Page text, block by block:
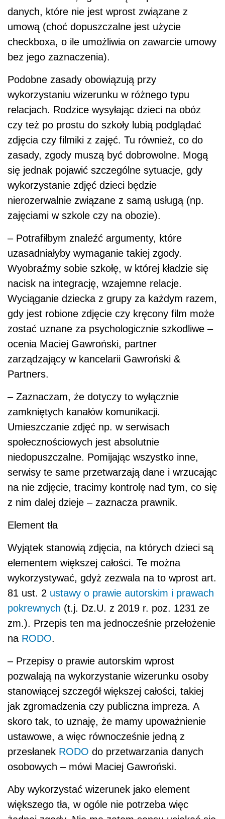
danych, które nie jest wprost związane z
umową (choć dopuszczalne jest użycie
checkboxa, o ile umożliwia on zawarcie umowy
bez jego zaznaczenia).
Podobne zasady obowiązują przy
wykorzystaniu wizerunku w różnego typu
relacjach. Rodzice wysyłając dzieci na obóz
czy też po prostu do szkoły lubią podglądać
zdjęcia czy filmiki z zajęć. Tu również, co do
zasady, zgody muszą być dobrowolne. Mogą
się jednak pojawić szczególne sytuacje, gdy
wykorzystanie zdjęć dzieci będzie
nierozerwalnie związane z samą usługą (np.
zajęciami w szkole czy na obozie).
– Potrafiłbym znaleźć argumenty, które
uzasadniałyby wymaganie takiej zgody.
Wyobraźmy sobie szkołę, w której kładzie się
nacisk na integrację, wzajemne relacje.
Wyciąganie dziecka z grupy za każdym razem,
gdy jest robione zdjęcie czy kręcony film może
zostać uznane za psychologicznie szkodliwe –
ocenia Maciej Gawroński, partner
zarządzający w kancelarii Gawroński &
Partners.
– Zaznaczam, że dotyczy to wyłącznie
zamkniętych kanałów komunikacji.
Umieszczanie zdjęć np. w serwisach
społecznościowych jest absolutnie
niedopuszczalne. Pomijając wszystko inne,
serwisy te same przetwarzają dane i wrzucając
na nie zdjęcie, tracimy kontrolę nad tym, co się
z nim dalej dzieje – zaznacza prawnik.
Element tła
Wyjątek stanowią zdjęcia, na których dzieci są
elementem większej całości. Te można
wykorzystywać, gdyż zezwala na to wprost art.
81 ust. 2 ustawy o prawie autorskim i prawach
pokrewnych (t.j. Dz.U. z 2019 r. poz. 1231 ze
zm.). Przepis ten ma jednocześnie przełożenie
na RODO.
– Przepisy o prawie autorskim wprost
pozwalają na wykorzystanie wizerunku osoby
stanowiącej szczegół większej całości, takiej
jak zgromadzenia czy publiczna impreza. A
skoro tak, to uznaję, że mamy upoważnienie
ustawowe, a więc równocześnie jedną z
przesłanek RODO do przetwarzania danych
osobowych – mówi Maciej Gawroński.
Aby wykorzystać wizerunek jako element
większego tła, w ogóle nie potrzeba więc